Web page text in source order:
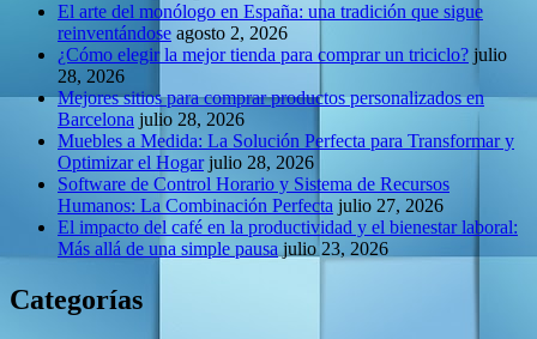
El arte del monólogo en España: una tradición que sigue
reinventándose agosto 2, 2026
¿Cómo elegir la mejor tienda para comprar un triciclo? julio
28, 2026
Mejores sitios para comprar productos personalizados en
Barcelona julio 28, 2026
Muebles a Medida: La Solución Perfecta para Transformar y
Optimizar el Hogar julio 28, 2026
Software de Control Horario y Sistema de Recursos
Humanos: La Combinación Perfecta julio 27, 2026
El impacto del café en la productividad y el bienestar laboral:
Más allá de una simple pausa julio 23, 2026
Categorías